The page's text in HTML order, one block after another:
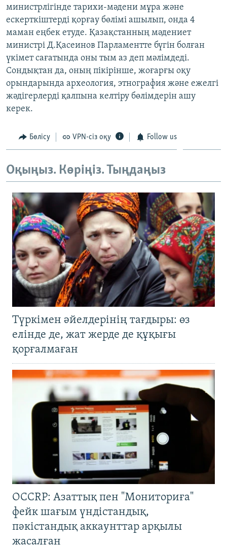
Басқа тілдерде
министрлігінде тарихи-мәдени мұра және
ескерткіштерді қорғау бөлімі ашылып, онда 4
маман еңбек етуде. Қазақстанның мәдениет
министрі Д.Қасеинов Парламентте бүгін болған
үкімет сағатында оны тым аз деп мәлімдеді.
Сондықтан да, оның пікірінше, жоғарғы оқу
орындарында археология, этнография және ежелгі
жәдігерлерді қалпына келтіру бөлімдерін ашу
керек.
Бөлісу VPN-сіз оқу Follow us
Оқыңыз. Көріңіз. Тыңдаңыз
Түркімен әйелдерінің тағдыры: өз
елінде де, жат жерде де құқығы
қорғалмаған
OCCRP: Азаттық пен "Мониториға"
фейк шағым үндістандық,
пәкістандық аккаунттар арқылы
жасалған